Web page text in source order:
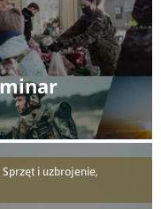
i uzbrojenie,